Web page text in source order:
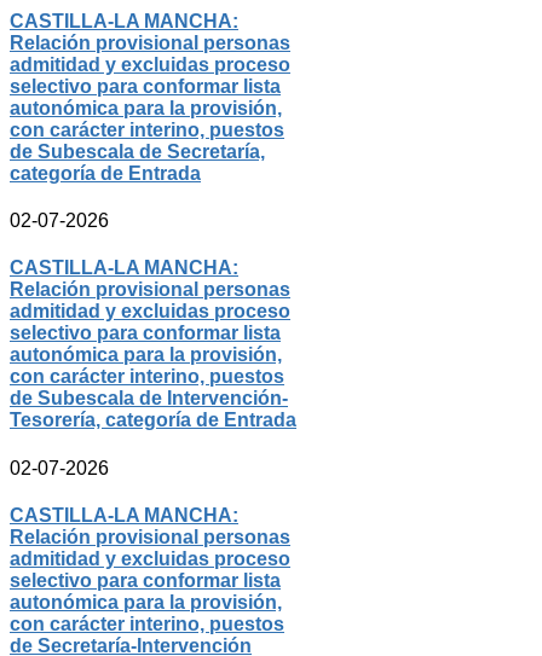
CASTILLA-LA MANCHA:
Relación provisional personas
admitidad y excluidas proceso
selectivo para conformar lista
autonómica para la provisión,
con carácter interino, puestos
de Subescala de Secretaría,
categoría de Entrada
02-07-2026
CASTILLA-LA MANCHA:
Relación provisional personas
admitidad y excluidas proceso
selectivo para conformar lista
autonómica para la provisión,
con carácter interino, puestos
de Subescala de Intervención-
Tesorería, categoría de Entrada
02-07-2026
CASTILLA-LA MANCHA:
Relación provisional personas
admitidad y excluidas proceso
selectivo para conformar lista
autonómica para la provisión,
con carácter interino, puestos
de Secretaría-Intervención